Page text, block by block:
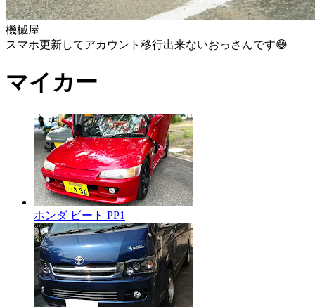
機械屋
スマホ更新してアカウント移行出来ないおっさんです😅
マイカー
ホンダ ビート PP1